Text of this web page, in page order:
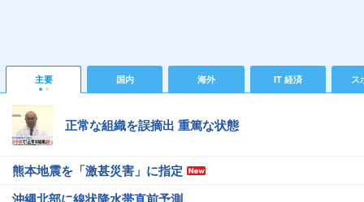
主要 国内 海外 IT 経済 ス
正常な組織を誤摘出 重篤な状態
熊本地震を「激甚災害」に指定